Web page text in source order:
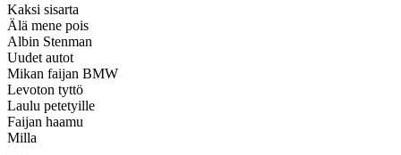
Kaksi sisarta
Älä mene pois
Albin Stenman
Uudet autot
Mikan faijan BMW
Levoton tyttö
Laulu petetyille
Faijan haamu
Milla